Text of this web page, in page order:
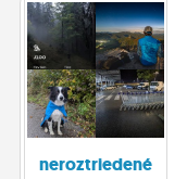
ČINŽIAK
FÓRUM
STATUSY
neroztriedené